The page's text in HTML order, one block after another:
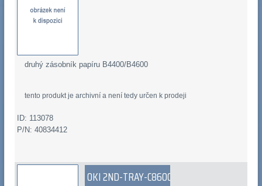
druhý zásobník papíru B4400/B4600
tento produkt je archivní a není tedy určen k prodeji
ID: 113078
P/N: 40834412
OKI 2ND-TRAY-C8600